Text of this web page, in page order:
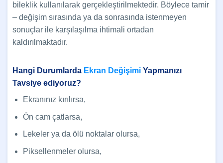
bileklik kullanılarak gerçekleştirilmektedir. Böylece tamir
– değişim sırasında ya da sonrasında istenmeyen
sonuçlar ile karşılaşılma ihtimali ortadan
kaldırılmaktadır.
Hangi Durumlarda Ekran Değişimi Yapmanızı
Tavsiye ediyoruz?
Ekranınız kırılırsa,
Ön cam çatlarsa,
Lekeler ya da ölü noktalar olursa,
Piksellenmeler olursa,